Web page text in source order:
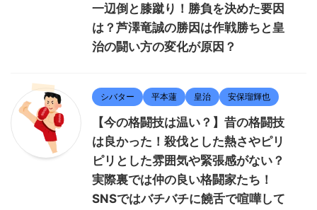
一辺倒と膝蹴り！勝負を決めた要因
は？芦澤竜誠の勝因は作戦勝ちと皇
治の闘い方の変化が原因？
シバター 平本蓮 皇治 安保瑠輝也
【今の格闘技は温い？】昔の格闘技
は良かった！殺伐とした熱さやピリ
ピリとした雰囲気や緊張感がない？
実際裏では仲の良い格闘家たち！
SNSではバチバチに饒舌で喧嘩して